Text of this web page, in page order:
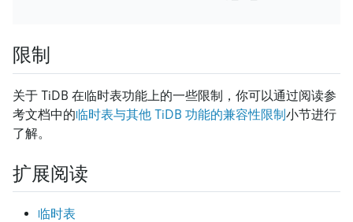
限制
关于 TiDB 在临时表功能上的一些限制，你可以通过阅读参
考文档中的临时表与其他 TiDB 功能的兼容性限制小节进行
了解。
扩展阅读
临时表